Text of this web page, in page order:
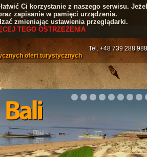
Ci korzystanie z naszego serwisu.
zapisanie w pamięci urządzenia.
zmieniając ustawienia przeglądarki.
TEGO OSTRZEŻENIA
ofert turystycznych
Tel. +48 739 288 988